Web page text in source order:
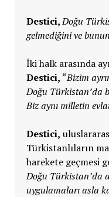
Destici,Doğu
gelmediğini ve
İki halk arasında
Destici, “Bizim
Doğu Türkistan’da
Biz aynı milletin
Destici,
Türkistanlıların
harekete geçmesi
Doğu Türkistan’da
uygulamaları asla